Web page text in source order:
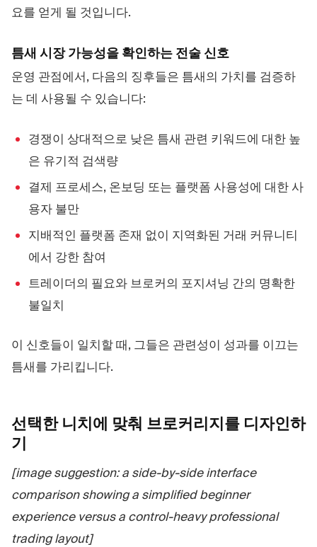
요를 얻게 될 것입니다.
틈새 시장 가능성을 확인하는 전술 신호
운영 관점에서, 다음의 징후들은 틈새의 가치를 검증하
는 데 사용될 수 있습니다:
경쟁이 상대적으로 낮은 틈새 관련 키워드에 대한 높
은 유기적 검색량
결제 프로세스, 온보딩 또는 플랫폼 사용성에 대한 사
용자 불만
지배적인 플랫폼 존재 없이 지역화된 거래 커뮤니티
에서 강한 참여
트레이더의 필요와 브로커의 포지셔닝 간의 명확한
불일치
이 신호들이 일치할 때, 그들은 관련성이 성과를 이끄는
틈새를 가리킵니다.
선택한 니치에 맞춰 브로커리지를 디자인하
기
[image suggestion: a side-by-side interface
comparison showing a simplified beginner
experience versus a control-heavy professional
trading layout]